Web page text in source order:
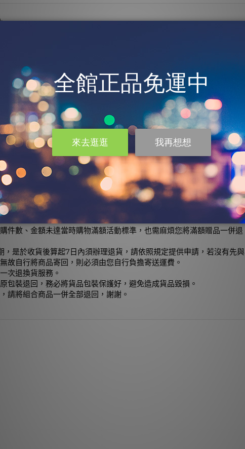
使用拆卸，產生人為因素造成磨損、刮傷、髒污、封條拆損、包裝不完
齊者，還是不滿意保存期限者，恕不接受退貨。
的資料
必填寫訂購帳號、退貨商品名稱、訂單號碼。
同訂購人戶名開立之帳戶。
發票，請將發票連同產品一併退回。
件數、金額未達當時購物滿額活動標準，也需麻煩您將滿額贈品一併退
，是於收貨後算起7日內須辦理退貨，請依照規定提供申請，若沒有先與
故自行將商品寄回，則必須由您自行負擔寄送運費。
次退換貨服務。
包裝退回，務必將貨品包裝保護好，避免造成貨品毀損。
請將組合商品一併全部退回，謝謝。